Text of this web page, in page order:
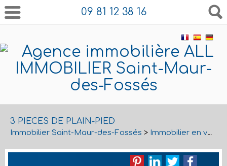
09 81 12 38 16
3 PIECES DE PLAIN-PIED
Immobilier Saint-Maur-des-Fossés > Immobilier en vente Saint-Maur-des-Fossés